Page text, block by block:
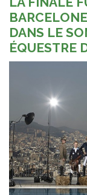
DANS LE
ÉQUESTRE